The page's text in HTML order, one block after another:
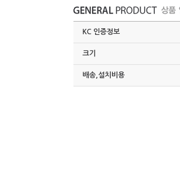
KC 인증정보
크기
배송,설치비용